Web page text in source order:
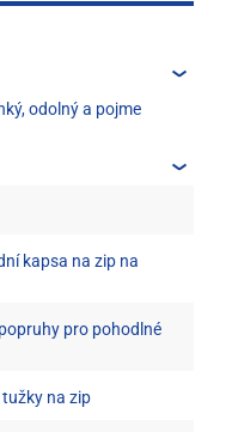
odolný a pojme
kapsa na zip na
pro pohodlné
na zip